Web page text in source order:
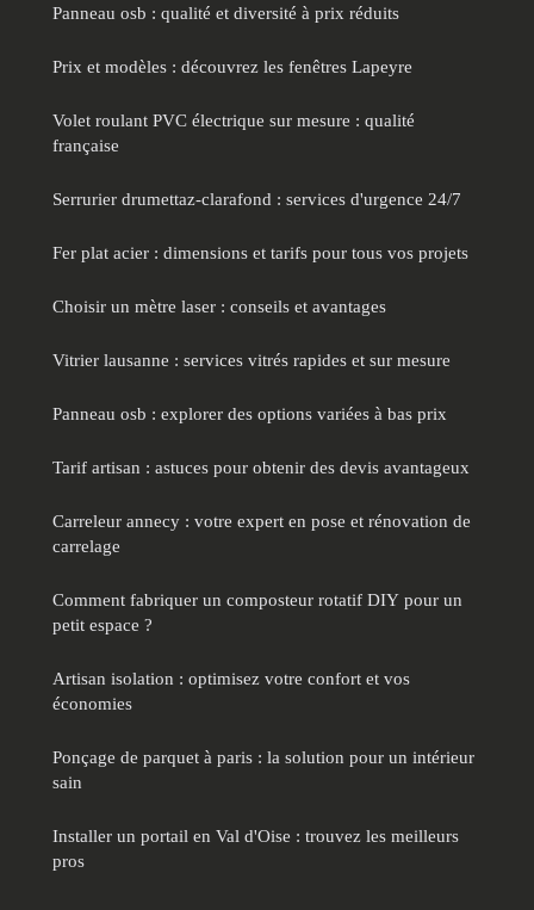
Panneau osb : qualité et diversité à prix réduits
Prix et modèles : découvrez les fenêtres Lapeyre
Volet roulant PVC électrique sur mesure : qualité
française
Serrurier drumettaz-clarafond : services d'urgence 24/7
Fer plat acier : dimensions et tarifs pour tous vos projets
Choisir un mètre laser : conseils et avantages
Vitrier lausanne : services vitrés rapides et sur mesure
Panneau osb : explorer des options variées à bas prix
Tarif artisan : astuces pour obtenir des devis avantageux
Carreleur annecy : votre expert en pose et rénovation de
carrelage
Comment fabriquer un composteur rotatif DIY pour un
petit espace ?
Artisan isolation : optimisez votre confort et vos
économies
Ponçage de parquet à paris : la solution pour un intérieur
sain
Installer un portail en Val d'Oise : trouvez les meilleurs
pros